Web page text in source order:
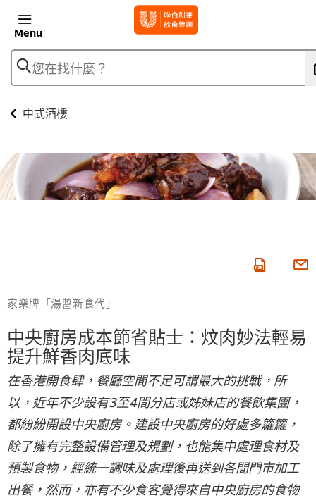
Menu
您在找什麼？
中式酒樓
家樂牌「湯醬新食代」
中央廚房成本節省貼士：炆肉妙法輕易
提升鮮香肉底味
在香港開食肆，餐廳空間不足可謂最大的挑戰，所
以，近年不少設有3至4間分店或姊妹店的餐飲集團，
都紛紛開設中央廚房。建設中央廚房的好處多籮籮，
除了擁有完整設備管理及規劃，也能集中處理食材及
預製食物，經統一調味及處理後再送到各間門巿加工
出餐，然而，亦有不少食客覺得來自中央廚房的食物